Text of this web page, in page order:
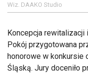
Wiz. DAAKO Studio
Koncepcja rewitalizacji
Pokój przygotowana
honorowe w konkursie
Śląską. Jury doceniło